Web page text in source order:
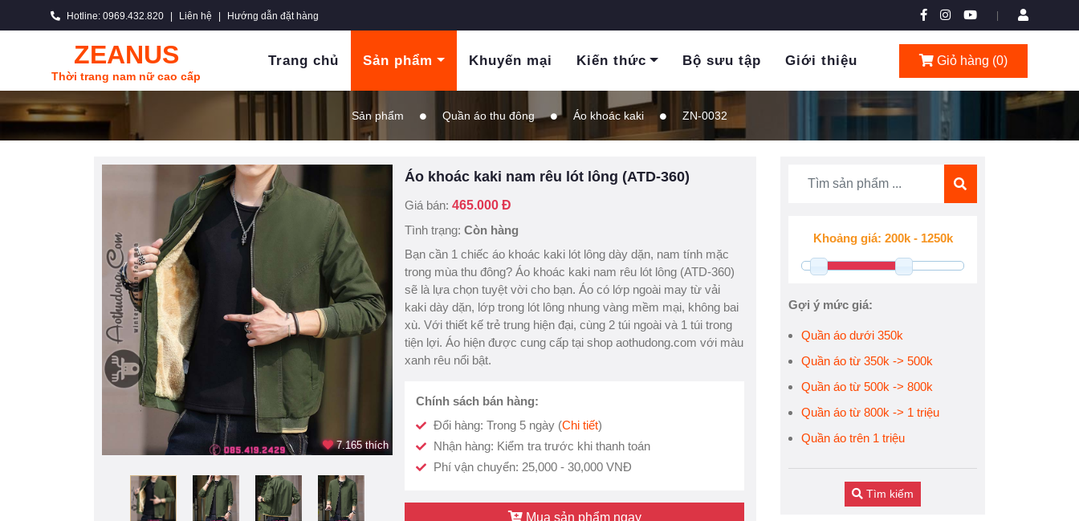
Hotline: 0969.432.820 Liên hệ Hướng dẫn đặt hàng
ZEANUS
Thời trang nam nữ cao cấp
Trang chủ Sản phẩm Khuyến mại Kiến thức Bộ sưu tập Giới thiệu Giỏ hàng (0)
Sản phẩm Quần áo thu đông Áo khoác kaki ZN-0032
7.165 thích
Áo khoác kaki nam rêu lót lông (ATD-360)
Giá bán:465.000 Đ
Tình trạng:Còn hàng
Bạn cần 1 chiếc áo khoác kaki lót lông dày dặn, nam tính mặc
trong mùa thu đông? Áo khoác kaki nam rêu lót lông (ATD-360)
sẽ là lựa chọn tuyệt vời cho bạn. Áo có lớp ngoài may từ vải
kaki dày dặn, lớp trong lót lông nhung vàng mềm mại, không bai
xù. Với thiết kế trẻ trung hiện đại, cùng 2 túi ngoài và 1 túi trong
tiện lợi. Áo hiện được cung cấp tại shop aothudong.com với màu
xanh rêu nổi bật.
Chính sách bán hàng:
Đổi hàng: Trong 5 ngày (Chi tiết)
Nhận hàng: Kiểm tra trước khi thanh toán
Phí vận chuyển: 25,000 - 30,000 VNĐ
Mua sản phẩm ngay
Gợi ý mức giá:
Quần áo dưới 350k
Quần áo từ 350k -> 500k
Quần áo từ 500k -> 800k
Quần áo từ 800k -> 1 triệu
Quần áo trên 1 triệu
Tìm kiếm